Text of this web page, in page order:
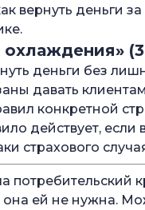
вернуть деньги
деньги без
давать
конкретной
действует,
страхового
потребительский
ей не нужна.